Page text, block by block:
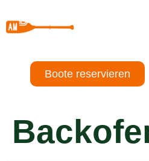
Boote reservieren